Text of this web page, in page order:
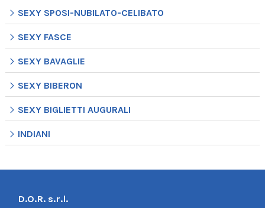
SEXY SPOSI-NUBILATO-CELIBATO
SEXY FASCE
SEXY BAVAGLIE
SEXY BIBERON
SEXY BIGLIETTI AUGURALI
INDIANI
D.O.R. s.r.l.